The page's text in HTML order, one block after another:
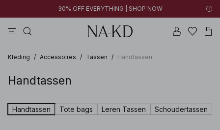
30% OFF EVERYTHING | SHOP NOW
Kleding / Accessoires / Tassen / Handtassen
Handtassen
Handtassen Tote bags Leren Tassen Schoudertassen